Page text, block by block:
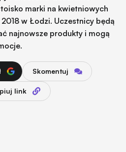
marki na kwietniowych
w Łodzi. Uczestnicy będą
najnowsze produkty i mogą
Skomentuj
link